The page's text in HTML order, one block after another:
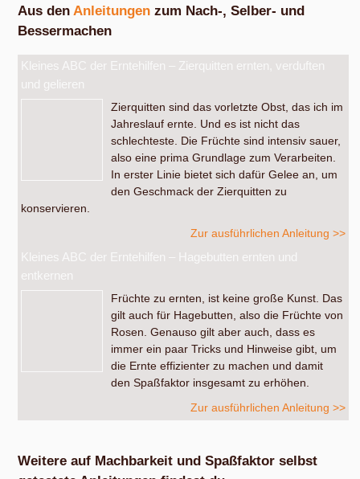
Aus denAnleitungen zum Nach-, Selber- und
Bessermachen
Kleines ABC der Erntehilfen – Zierquitten ernten, verduften
und gelieren
Zierquitten sind das vorletzte Obst, das ich im
Jahreslauf ernte. Und es ist nicht das
schlechteste. Die Früchte sind intensiv sauer,
also eine prima Grundlage zum Verarbeiten.
In erster Linie bietet sich dafür Gelee an, um
den Geschmack der Zierquitten zu
konservieren.
Zur ausführlichen Anleitung >>
Kleines ABC der Erntehilfen – Hagebutten ernten und
entkernen
Früchte zu ernten, ist keine große Kunst. Das
gilt auch für Hagebutten, also die Früchte von
Rosen. Genauso gilt aber auch, dass es
immer ein paar Tricks und Hinweise gibt, um
die Ernte effizienter zu machen und damit
den Spaßfaktor insgesamt zu erhöhen.
Zur ausführlichen Anleitung >>
Weitere auf Machbarkeit und Spaßfaktor selbst